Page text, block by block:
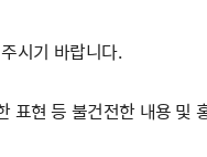
시기 바랍니다.
표현 등 불건전한 내용 및